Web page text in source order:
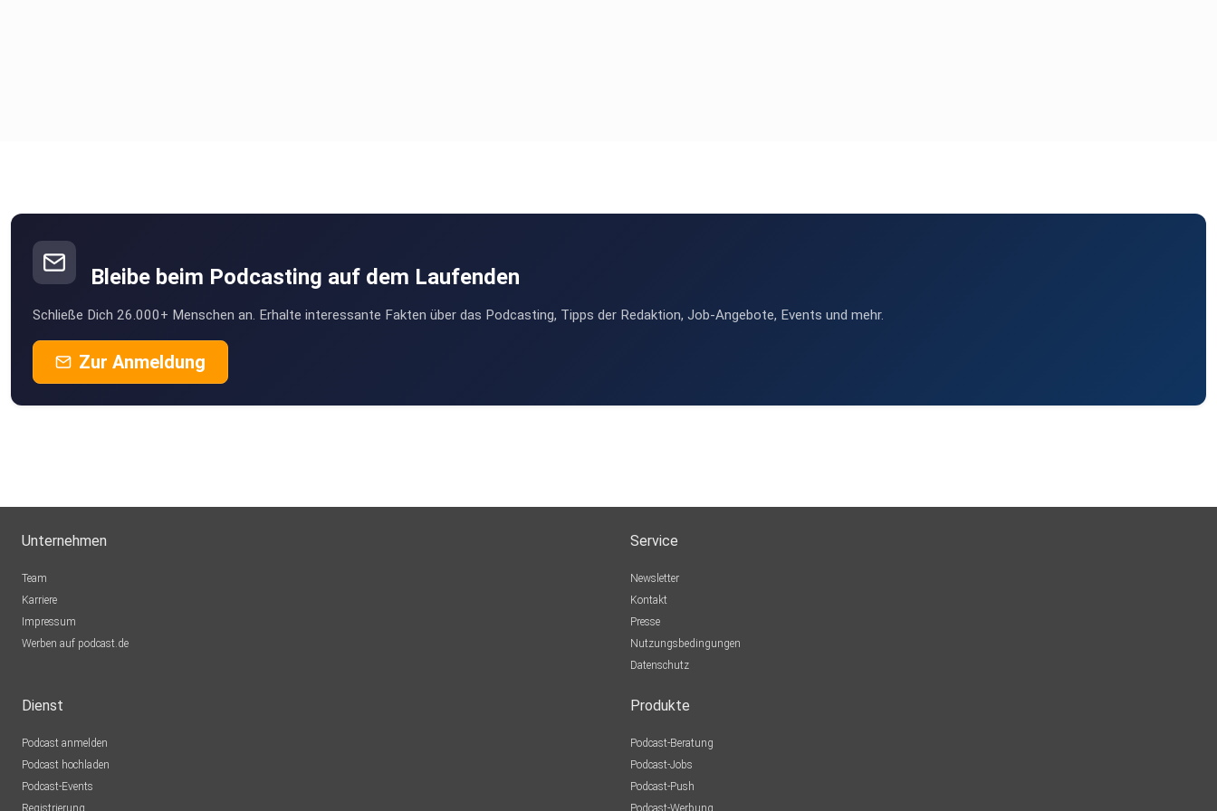
Bleibe beim Podcasting auf dem Laufenden
Schließe Dich 26.000+ Menschen an. Erhalte interessante Fakten über das Podcasting, Tipps der Redaktion, Job-Angebote, Events und mehr.
Zur Anmeldung
Unternehmen
Team
Karriere
Impressum
Werben auf podcast.de
Service
Newsletter
Kontakt
Presse
Nutzungsbedingungen
Datenschutz
Dienst
Podcast anmelden
Podcast hochladen
Podcast-Events
Registrierung
Produkte
Podcast-Beratung
Podcast-Jobs
Podcast-Push
Podcast-Werbung